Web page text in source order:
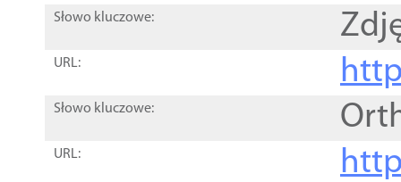
Słowo kluczowe:
URL:
Słowo kluczowe:
URL: